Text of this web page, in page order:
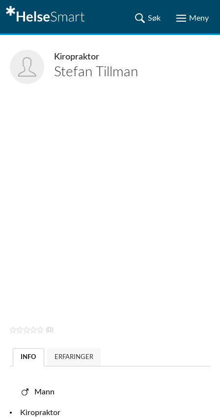
Kiropraktor
Stefan Tillman
(0)
INFO ERFARINGER
Mann
Kiropraktor